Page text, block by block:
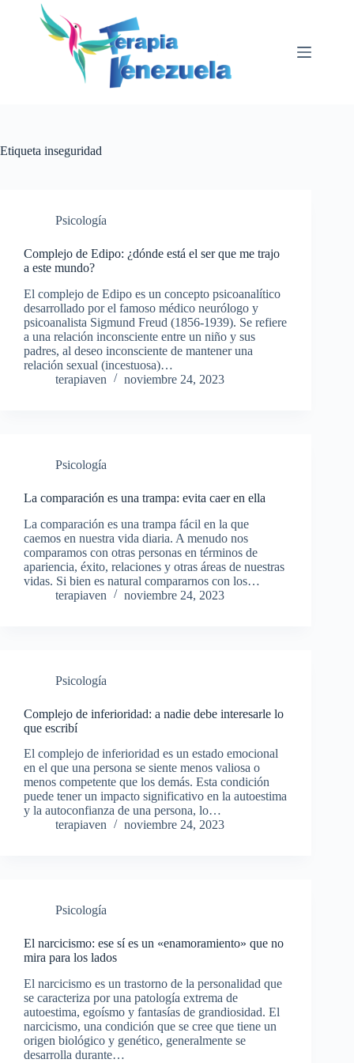
contenido
Etiqueta inseguridad
Psicología
Complejo de Edipo: ¿dónde está el ser que me trajo
a este mundo?
El complejo de Edipo es un concepto psicoanalítico
desarrollado por el famoso médico neurólogo y
psicoanalista Sigmund Freud (1856-1939). Se refiere
a una relación inconsciente entre un niño y sus
padres, al deseo inconsciente de mantener una
relación sexual (incestuosa)…
terapiaven
noviembre 24, 2023
Psicología
La comparación es una trampa: evita caer en ella
La comparación es una trampa fácil en la que
caemos en nuestra vida diaria. A menudo nos
comparamos con otras personas en términos de
apariencia, éxito, relaciones y otras áreas de nuestras
vidas. Si bien es natural compararnos con los…
terapiaven
noviembre 24, 2023
Psicología
Complejo de inferioridad: a nadie debe interesarle lo
que escribí
El complejo de inferioridad es un estado emocional
en el que una persona se siente menos valiosa o
menos competente que los demás. Esta condición
puede tener un impacto significativo en la autoestima
y la autoconfianza de una persona, lo…
terapiaven
noviembre 24, 2023
Psicología
El narcicismo: ese sí es un «enamoramiento» que no
mira para los lados
El narcicismo es un trastorno de la personalidad que
se caracteriza por una patología extrema de
autoestima, egoísmo y fantasías de grandiosidad. El
narcicismo, una condición que se cree que tiene un
origen biológico y genético, generalmente se
desarrolla durante…